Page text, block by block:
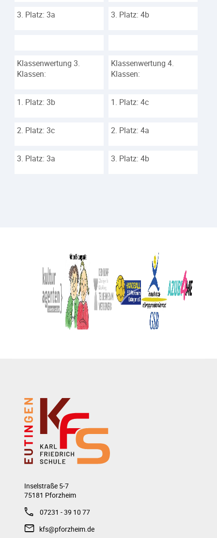
3. Platz: 3a 3. Platz: 4b
Klassenwertung 3.
Klassen:
Klassenwertung 4.
Klassen:
1. Platz: 3b 1. Platz: 4c
2. Platz: 3c 2. Platz: 4a
3. Platz: 3a 3. Platz: 4b
Inselstraße 5-7
75181 Pforzheim
07231 - 39 10 77
kfs@pforzheim.de